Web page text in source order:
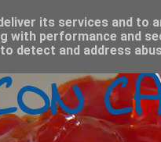
its services and to
with performance and
detect and address